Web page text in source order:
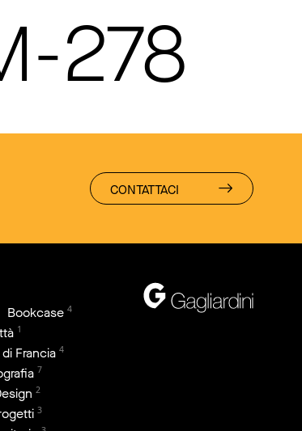
278
CONTATTACI
Bookcase 4
1
Francia 4
7
2
3